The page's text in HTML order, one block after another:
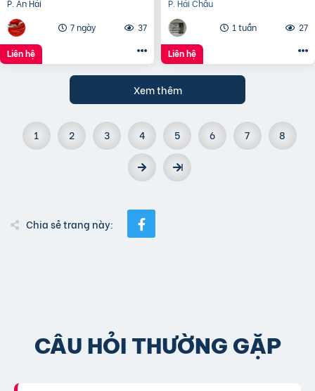
P. An Hải
7 ngày
37
Liên hệ
P. Hải Châu
1 tuần
27
Liên hệ
Xem thêm
1 2 3 4 5 6 7 8
Chia sẻ trang này:
CÂU HỎI THƯỜNG GẶP